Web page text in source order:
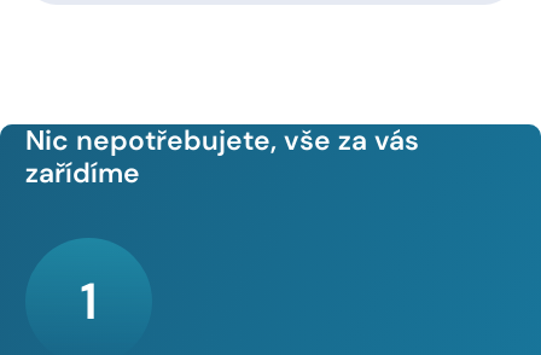
Nic nepotřebujete, vše za vás
zařídíme
1